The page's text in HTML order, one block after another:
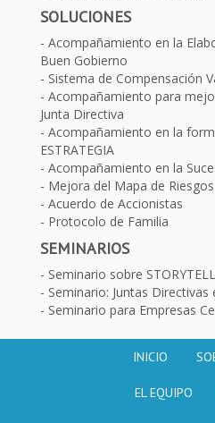
SOLUCIONES
Acompañamiento en la
Buen Gobierno
Sistema de Compensación
Acompañamiento para
Junta Directiva
Acompañamiento en la
ESTRATEGIA
Acompañamiento en la
Mejora del Mapa de Riesgos
Acuerdo de Accionistas
Protocolo de Familia
SEMINARIOS
Seminario sobre
Seminario: Juntas
Seminario para Empresas
INICIO
EL EQUIPO